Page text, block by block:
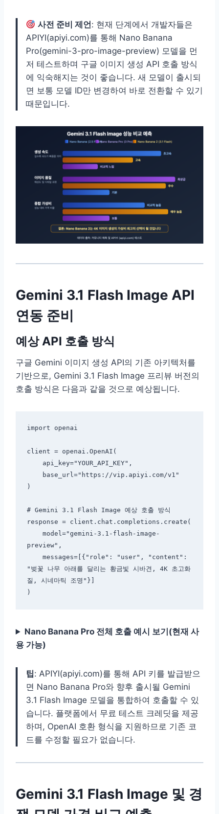
사전 준비 제언: 현재 단계에서 개발자들은
APIYI(apiyi.com)를 통해 Nano Banana
Pro(gemini-3-pro-image-preview) 모델을 먼
저 테스트하며 구글 이미지 생성 API 호출 방식
에 익숙해지는 것이 좋습니다. 새 모델이 출시되
면 보통 모델 ID만 변경하여 바로 전환할 수 있기
때문입니다.
Gemini 3.1 Flash Image API
연동 준비
예상 API 호출 방식
구글 Gemini 이미지 생성 API의 기존 아키텍처를
기반으로, Gemini 3.1 Flash Image 프리뷰 버전의
호출 방식은 다음과 같을 것으로 예상됩니다.
import openai
client = openai.OpenAI(
)
# Gemini 3.1 Flash Image 예상 호출 방식
response = client.chat.completions.create(
preview",
"벚꽃 나무 아래를 달리는 황금빛 시바견, 4K 초고화
질, 시네마틱 조명"}]
Nano Banana Pro 전체 호출 예시 보기(현재 사
용 가능)
팁: APIYI(apiyi.com)를 통해 API 키를 발급받으
면 Nano Banana Pro와 향후 출시될 Gemini
3.1 Flash Image 모델을 통합하여 호출할 수 있
습니다. 플랫폼에서 무료 테스트 크레딧을 제공
하며, OpenAI 호환 형식을 지원하므로 기존 코
드를 수정할 필요가 없습니다.
Gemini 3.1 Flash Image 및 경